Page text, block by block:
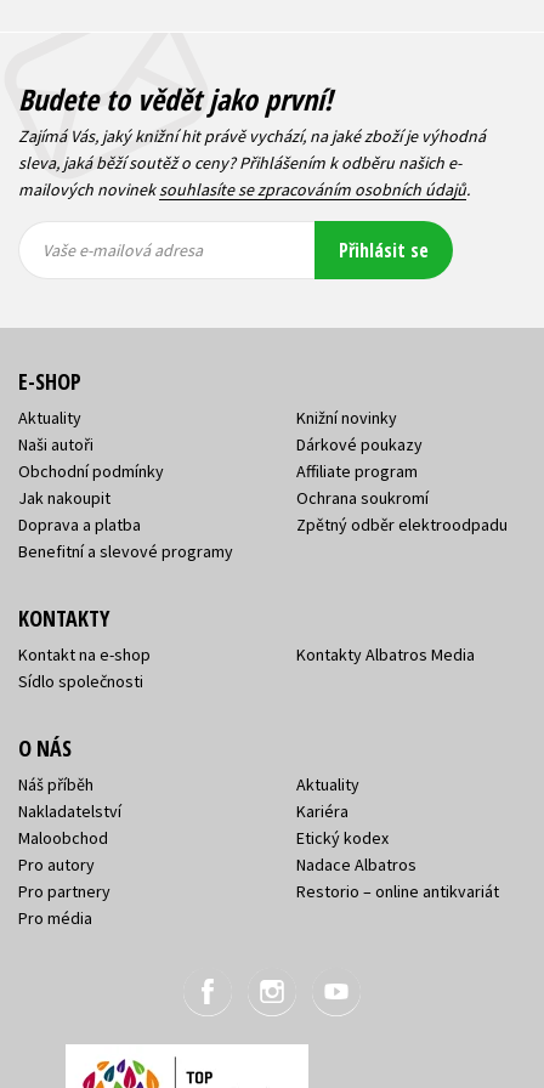
Budete to vědět jako první!
Zajímá Vás, jaký knižní hit právě vychází, na jaké zboží je výhodná
sleva, jaká běží soutěž o ceny? Přihlášením k odběru našich e-
mailových novineksouhlasíte se zpracováním osobních údajů.
mailová
mailová
Vaše e-mailová adresa Přihlásit se
E-SHOP
Aktuality
Naši autoři
Obchodní podmínky
Jak nakoupit
Doprava a platba
Benefitní a slevové programy
Knižní novinky
Dárkové poukazy
Affiliate program
Ochrana soukromí
Zpětný odběr elektroodpadu
KONTAKTY
Kontakt na e-shop
Sídlo společnosti
Kontakty Albatros Media
O NÁS
Náš příběh
Nakladatelství
Maloobchod
Pro autory
Pro partnery
Pro média
Aktuality
Kariéra
Etický kodex
Nadace Albatros
Restorio – online antikvariát